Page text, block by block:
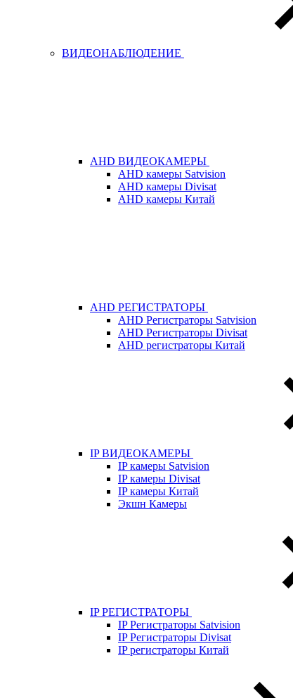
ВИДЕОНАБЛЮДЕНИЕ
AHD ВИДЕОКАМЕРЫ
AHD камеры Satvision
AHD камеры Divisat
AHD камеры Китай
AHD РЕГИСТРАТОРЫ
AHD Регистраторы Satvision
AHD Регистраторы Divisat
AHD регистраторы Китай
IP ВИДЕОКАМЕРЫ
IP камеры Satvision
IP камеры Divisat
IP камеры Китай
Экшн Камеры
IP РЕГИСТРАТОРЫ
IP Регистраторы Satvision
IP Регистраторы Divisat
IP регистраторы Китай